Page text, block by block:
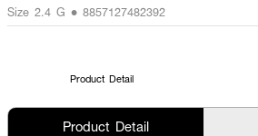
Size 2.4 G • 8857127482392
Product Detail
Product Detail